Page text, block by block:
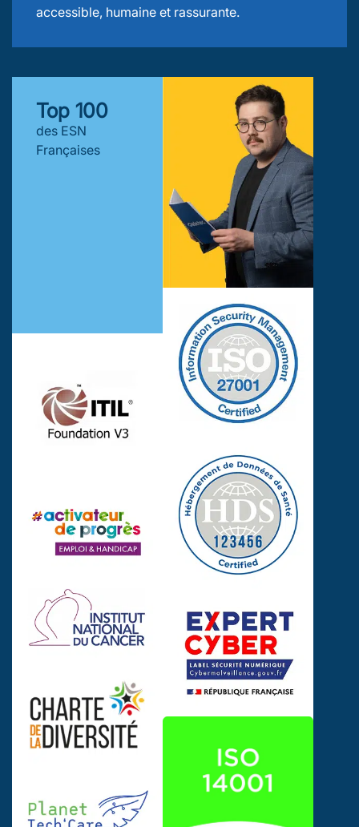
accessible, humaine et rassurante.
des ESN
Françaises
Top 100